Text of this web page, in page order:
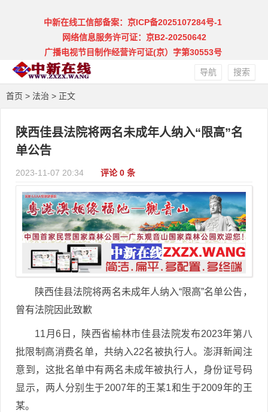
中新在线工信部备案：京ICP备2025107284号-1
网络信息服务许可证：京B2-20250642
广播电视节目制作经营许可证(京）字第30553号
搜索
导航
首页 > 法治 > 正文
陕西佳县法院将两名未成年人纳入“限高”名
单公告
2023-11-07 20:34 评论 0 条
陕西佳县法院将两名未成年人纳入“限高”名单公告，
曾有法院因此致歉
11月6日，陕西省榆林市佳县法院发布2023年第八
批限制高消费名单，共纳入22名被执行人。澎湃新闻注
意到，这批名单中有两名未成年被执行人，身份证号码
显示，两人分别生于2007年的王某1和生于2009年的王
某。